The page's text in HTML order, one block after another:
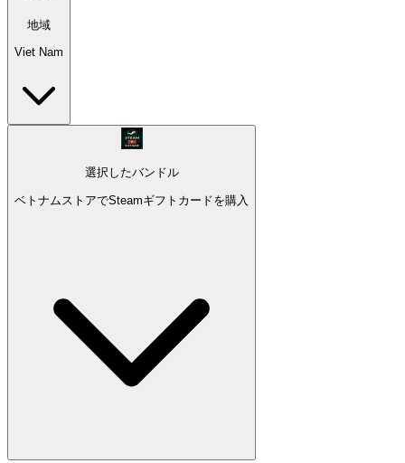
地域
Viet Nam
選択したバンドル
ベトナムストアでSteamギフトカードを購入